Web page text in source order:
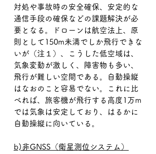
対処や事故時の安全確保、安定的な
通信手段の確保などの課題解決が必
要となる。ドローンは航空法上、原
則として150m未満でしか飛行できな
いが（注１）、こうした低空域は、
気象変動が激しく、障害物も多い、
飛行が難しい空間である。自動操縦
はなおのこと容易でない。これに比
べれば、旅客機が飛行する高度1万m
では気象は安定しており、はるかに
自動操縦に向いている。
b)非GNSS（衛星測位システム）